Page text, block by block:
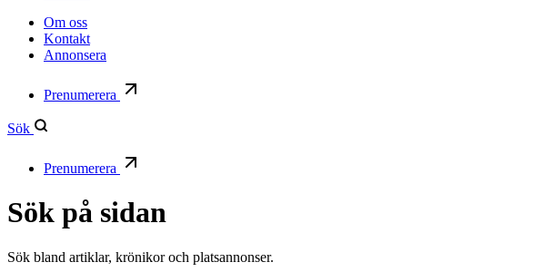
Om oss
Kontakt
Annonsera
Prenumerera
Sök
Prenumerera
Sök på sidan
Sök bland artiklar, krönikor och platsannonser.